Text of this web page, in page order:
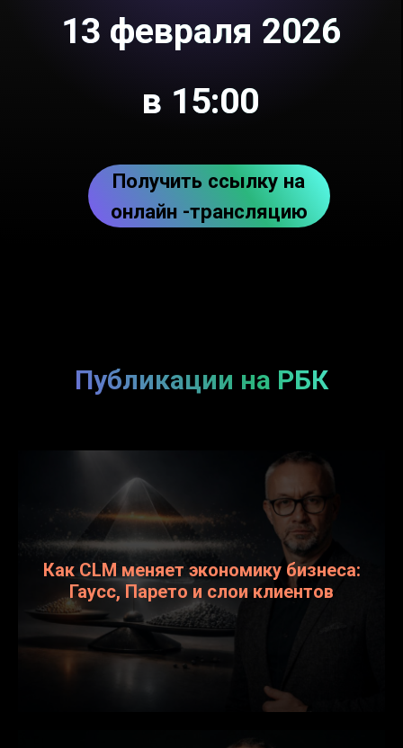
Публикации на РБК
Как CLM меняет экономику бизнеса:
Гаусс, Парето и слои клиентов